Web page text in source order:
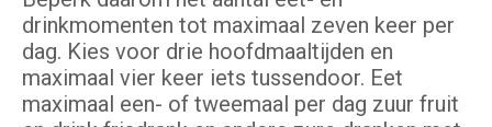
drinkmomenten tot maximaal zeven keer per
dag. Kies voor drie hoofdmaaltijden en
maximaal vier keer iets tussendoor. Eet
maximaal een- of tweemaal per dag zuur fruit